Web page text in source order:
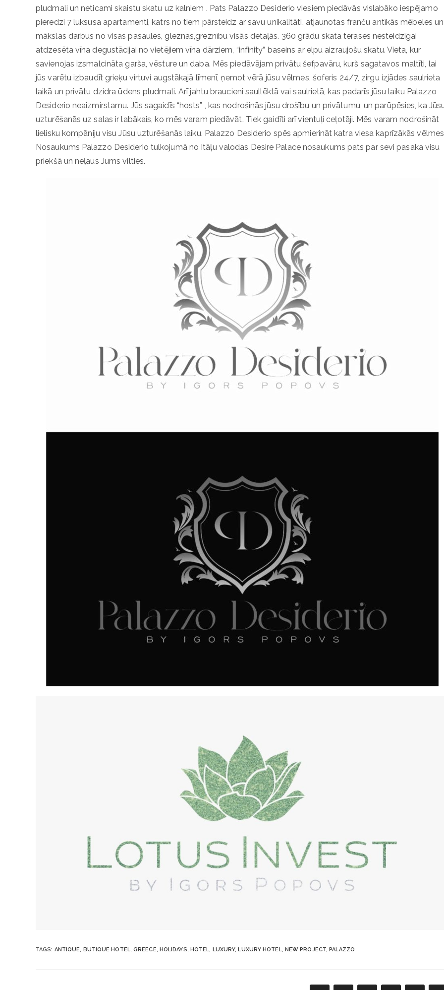
pludmali un neticami skaistu skatu uz kalniem . Pats Palazzo Desiderio viesiem piedāvās vislabāko iespējamo
pieredzi 7 luksusa apartamenti, katrs no tiem pārsteidz ar savu unikalitāti, atjaunotas franču antīkās mēbeles un
mākslas darbus no visas pasaules, gleznas,greznību visās detaļās. 360 grādu skata terases nesteidzīgai
atdzesēta vīna degustācijai no vietējiem vīna dārziem, “infinity” baseins ar elpu aizraujošu skatu. Vieta, kur
savienojas izsmalcināta garša, vēsture un daba. Mēs piedāvājam privātu šefpavāru, kurš sagatavos maltīti, lai
jūs varētu izbaudīt grieķu virtuvi augstākajā līmenī, ņemot vērā jūsu vēlmes, šoferis 24/7, zirgu izjādes saulrieta
laikā un privātu dzidra ūdens pludmali. Arī jahtu braucieni saullēktā vai saulrietā, kas padarīs jūsu laiku Palazzo
Desiderio neaizmirstamu. Jūs sagaidīs “hosts” , kas nodrošinās jūsu drošību un privātumu, un parūpēsies, ka
uzturēšanās uz salas ir labākais, ko mēs varam piedāvāt. Tiek gaidīti arī vientuļi ceļotāji. Mēs varam nodrošināt
lielisku kompāniju visu Jūsu uzturēšanās laiku. Palazzo Desiderio spēs apmierināt katra viesa kaprīzākās
Nosaukums Palazzo Desiderio tulkojumā no Itāļu valodas Desire Palace nosaukums pats par sevi pasaka visu
priekšā un neļaus Jums vilties.
TAGS: ANTIQUE, BUTIQUE HOTEL, GREECE, HOLIDAYS, HOTEL, LUXURY, LUXURY HOTEL, NEW PROJECT, PALAZZO